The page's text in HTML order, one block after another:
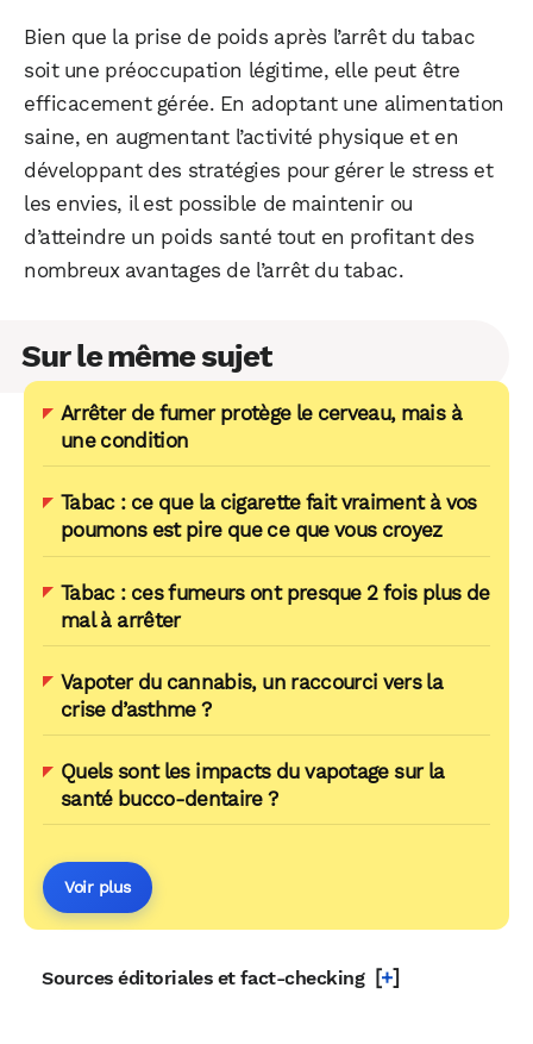
Bien que la prise de poids après l’arrêt du tabac
soit une préoccupation légitime, elle peut être
efficacement gérée. En adoptant une alimentation
saine, en augmentant l’activité physique et en
développant des stratégies pour gérer le stress et
les envies, il est possible de maintenir ou
d’atteindre un poids santé tout en profitant des
nombreux avantages de l’arrêt du tabac.
Sur le même sujet
Arrêter de fumer protège le cerveau, mais à
une condition
Tabac : ce que la cigarette fait vraiment à vos
poumons est pire que ce que vous croyez
Tabac : ces fumeurs ont presque 2 fois plus de
mal à arrêter
Vapoter du cannabis, un raccourci vers la
crise d’asthme ?
Quels sont les impacts du vapotage sur la
santé bucco-dentaire ?
Voir plus
Sources éditoriales et fact-checking [+]